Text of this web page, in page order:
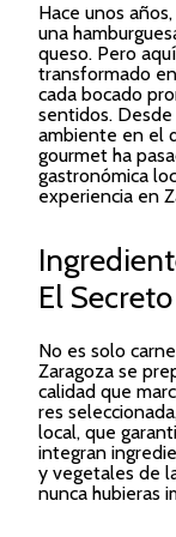
Hace unos
una
queso. Pero
transformado
cada bocado
sentidos.
ambiente en el
gourmet ha
gastronómica
experiencia en
El
No es solo
Zaragoza se
calidad que
res
local, que
integran
y vegetales de
nunca hubieras